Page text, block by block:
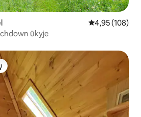
Vidutinis
4,95 (108)
ūkyje